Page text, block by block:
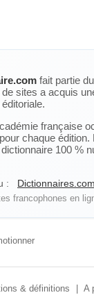
fait partie
sites a acquis
française
chaque
100 %
: Dictionnaires.com
francophones en
& définitions A